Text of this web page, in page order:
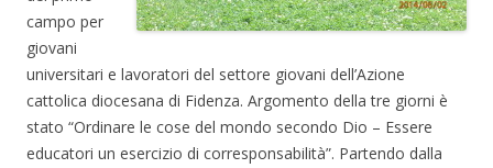
campo per
giovani
universitari e lavoratori del settore giovani dell’Azione
cattolica diocesana di Fidenza. Argomento della tre giorni è
stato “Ordinare le cose del mondo secondo Dio – Essere
educatori un esercizio di corresponsabilità”. Partendo dalla